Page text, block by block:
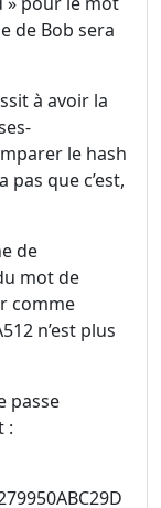
de Bob sera
à avoir la
le hash
pas que c’est,
de
mot de
comme
n’est plus
passe
: